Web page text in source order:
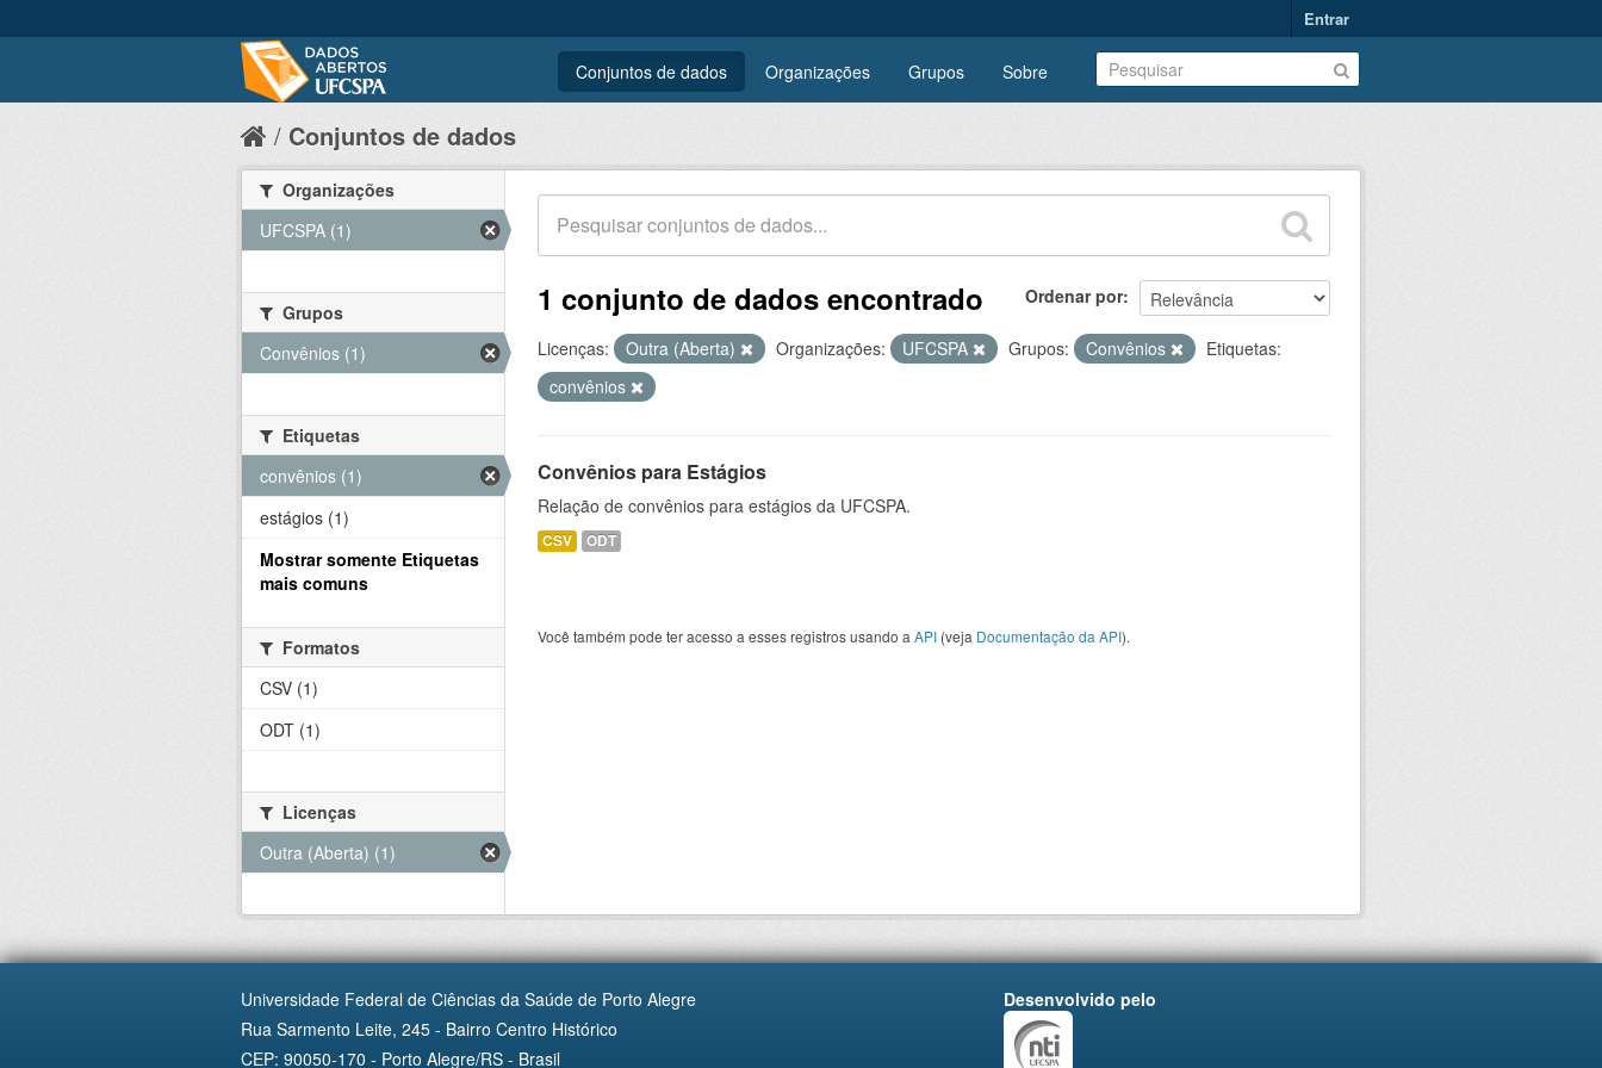
Entrar
Conjuntos de dados Organizações Grupos Sobre
Conjuntos de dados
Ordenar por
1 conjunto de dados encontrado
Licenças: Outra (Aberta) Organizações: UFCSPA Grupos: Convênios
Etiquetas:
convênios
Convênios para Estágios
Relação de convênios para estágios da UFCSPA.
CSV ODT
Você também pode ter acesso a esses registros usando a API (veja Documentação da API).
Organizações
UFCSPA (1)
Grupos
Convênios (1)
Etiquetas
convênios (1)
estágios (1)
Mostrar somente Etiquetas
mais comuns
Formatos
CSV (1)
ODT (1)
Licenças
Outra (Aberta) (1)
Universidade Federal de Ciências da Saúde de Porto Alegre
Rua Sarmento Leite, 245 - Bairro Centro Histórico
CEP: 90050-170 - Porto Alegre/RS - Brasil
Desenvolvido pelo